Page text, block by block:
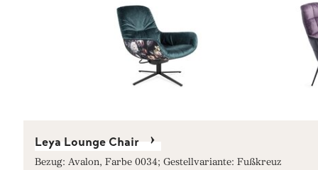
Leya Lounge Chair
Bezug: Avalon, Farbe 0034; Gestellvariante: Fußkreuz